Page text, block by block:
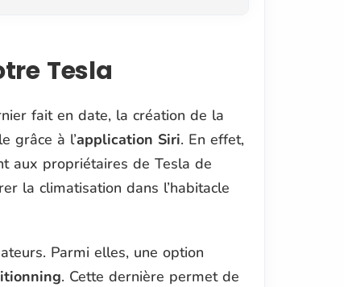
Tesla
fait en date, la création de la
grâce à l’application Siri. En effet,
aux propriétaires de Tesla de
la climatisation dans l’habitacle
Parmi elles, une option
. Cette dernière permet de